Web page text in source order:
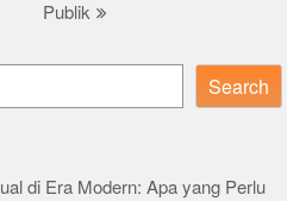
Publik
Search
di Era Modern: Apa yang Perlu